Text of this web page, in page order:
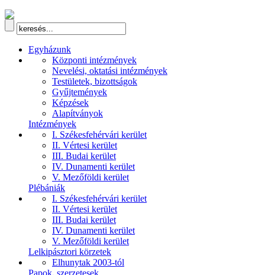
Egyházunk
Központi intézmények
Nevelési, oktatási intézmények
Testületek, bizottságok
Gyűjtemények
Képzések
Alapítványok
Intézmények
I. Székesfehérvári kerület
II. Vértesi kerület
III. Budai kerület
IV. Dunamenti kerület
V. Mezőföldi kerület
Plébániák
I. Székesfehérvári kerület
II. Vértesi kerület
III. Budai kerület
IV. Dunamenti kerület
V. Mezőföldi kerület
Lelkipásztori körzetek
Elhunytak 2003-tól
Papok, szerzetesek